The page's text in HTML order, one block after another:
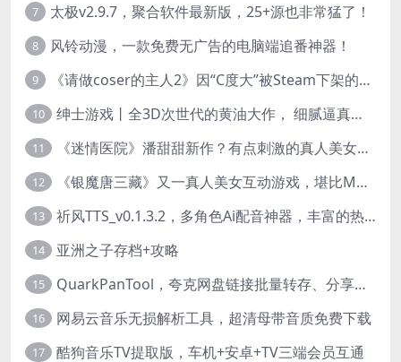
7 太极v2.9.7，聚合软件最新版，25+源也非常猛了！
8 风铃动漫，一款免费无广告的电脑端追番神器！
9 《请做coser的主人2》因“C度大”被Steam下架的真人美女互动游戏！
10 绅士游戏丨全3D次世代的黄油大作， 细腻逼真的双人互动狂想曲！
11 《迷情医院》潘甜甜新作？有点刺激的真人美女互动游戏
12 《银魔唐三藏》又一真人美女互动游戏，堪比M豆！
13 祈风TTS_v0.1.3.2，多角色Ai配音神器，丰富的热门音色
14 亚洲之子存档+攻略
15 QuarkPanTool，夸克网盘链接批量转存、分享和下载工具
16 网易云音乐无损解析工具，超清母带音质免费下载
17 酷狗音乐TV提取版，车机+安卓+TV三端会员互通